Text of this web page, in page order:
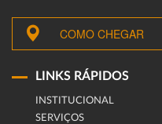
COMO CHEGAR
LINKS RÁPIDOS
INSTITUCIONAL
SERVIÇOS